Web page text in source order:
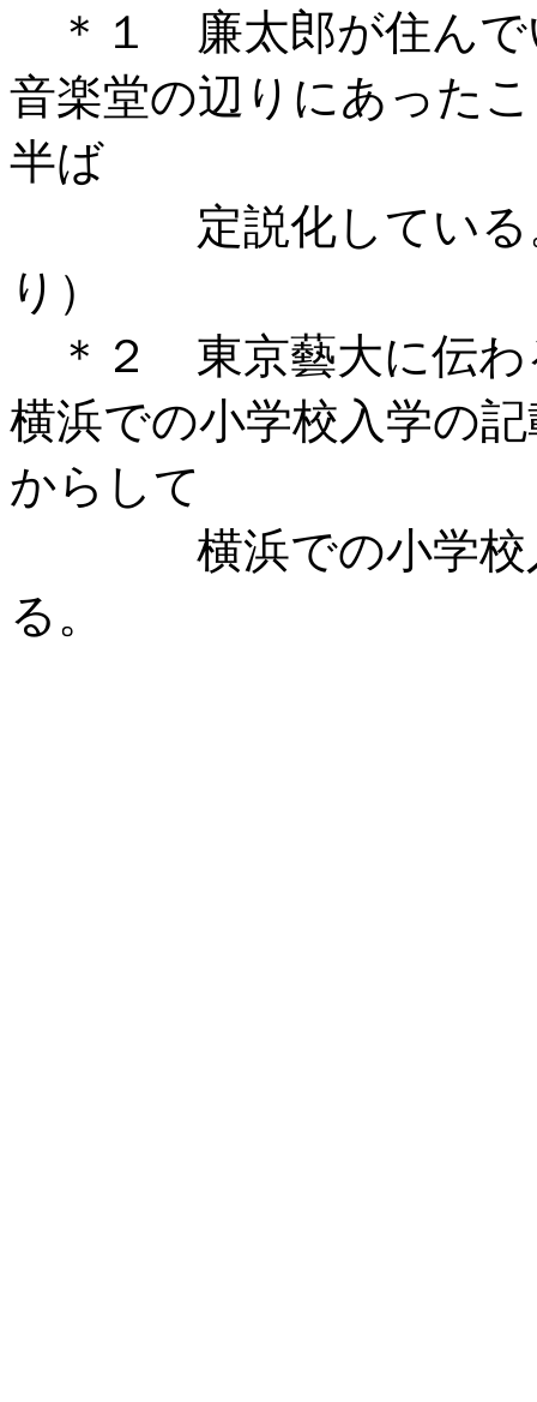
＊１ 廉太郎が住んで
音楽堂の辺りにあった
半ば
定説化している。
り）
＊２ 東京藝大に伝わ
横浜での小学校入学の
からして
横浜での小学校入
る。